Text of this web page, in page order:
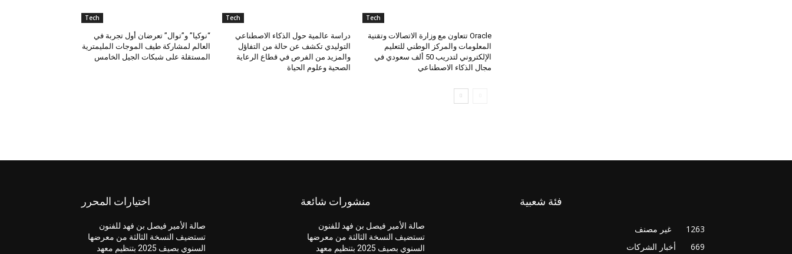
Tech
Oracle تتعاون مع وزارة الاتصالات وتقنية
المعلومات والمركز الوطني للتعليم
الإلكتروني لتدريب 50 ألف سعودي في
مجال الذكاء الاصطناعي
Tech
دراسة عالمية حول الذكاء الاصطناعي
التوليدي تكشف عن حالة من التفاؤل
والمزيد من الفرص في قطاع الرعاية
الصحية وعلوم الحياة
Tech
“نوكيا” و”توال” تعرضان أول تجربة في
العالم لمشاركة طيف الموجات المليمترية
المستقلة على شبكات الجيل الخامس
اختيارات المحرر
صالة الأمير فيصل بن فهد للفنون
تستضيف النسخة الثالثة من معرضها
السنوي بصيف 2025 بتنظيم معهد
منشورات شائعة
صالة الأمير فيصل بن فهد للفنون
تستضيف النسخة الثالثة من معرضها
السنوي بصيف 2025 بتنظيم معهد
فئة شعبية
غير مصنف
1263
أخبار الشركات
669